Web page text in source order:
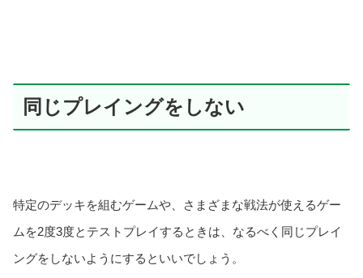
同じプレイングをしない
特定のデッキを組むゲームや、さまざまな戦法が使えるゲー
ムを2度3度とテストプレイするときは、なるべく同じプレイ
ングをしないようにするといいでしょう。